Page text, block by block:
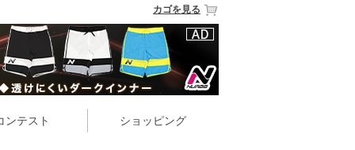
カゴを見る
ンテスト ショッピング